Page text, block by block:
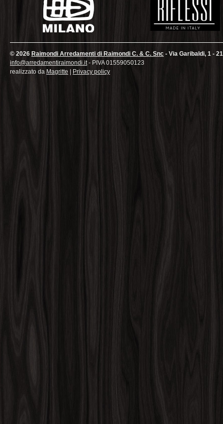
© 2026 Raimondi Arredamenti di Raimondi C. & C. Snc - Via Garibaldi, 1 -
info@arredamentiraimondi.it- PIVA 01559050123
realizzato da Magritte Privacy policy